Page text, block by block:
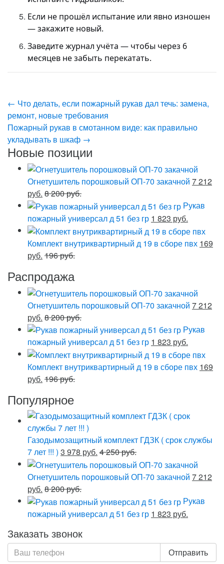
Если не прошёл испытание или явно изношен
— закажите новый.
Заведите журнал учёта — чтобы через 6
месяцев не забыть перекатать.
← Что делать, если пожарный рукав дал течь: замена,
ремонт, новые требования
Пожарный рукав в смотанном виде: как правильно
укладывать в шкаф →
Новые позиции
Огнетушитель порошковый ОП-70 закачной 7 212
руб. 8 200 руб.
Рукав
пожарный универсал д 51 без гр 1 823 руб.
Комплект внутриквартирный д 19 в сборе пвх 169
руб. 196 руб.
Распродажа
Огнетушитель порошковый ОП-70 закачной 7 212
руб. 8 200 руб.
Рукав
пожарный универсал д 51 без гр 1 823 руб.
Комплект внутриквартирный д 19 в сборе пвх 169
руб. 196 руб.
Популярное
Газодымозащитный комплект ГДЗК ( срок службы
7 лет !!! ) 3 978 руб. 4 250 руб.
Огнетушитель порошковый ОП-70 закачной 7 212
руб. 8 200 руб.
Рукав
пожарный универсал д 51 без гр 1 823 руб.
Заказать звонок
Отправить